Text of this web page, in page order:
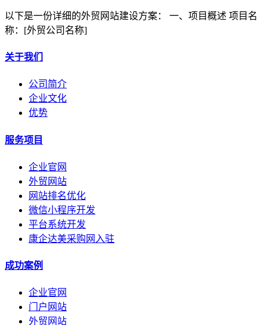
以下是一份详细的外贸网站建设方案： 一、项目概述 项目名
称：[外贸公司名称]
关于我们
公司简介
企业文化
优势
服务项目
企业官网
外贸网站
网站排名优化
微信小程序开发
平台系统开发
康企达美采购网入驻
成功案例
企业官网
门户网站
外贸网站